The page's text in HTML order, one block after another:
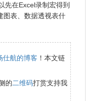
先在Excel录制宏得到
图表、数据透视表什
仕航的博客 ！本文链
的二维码打赏支持我